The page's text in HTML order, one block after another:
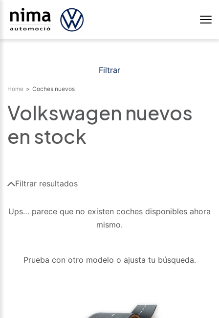
Filtrar
Home > Coches nuevos
Volkswagen nuevos
en stock
Filtrar resultados
Ups… parece que no existen coches disponibles ahora
mismo.
Prueba con otro modelo o ajusta tu búsqueda.